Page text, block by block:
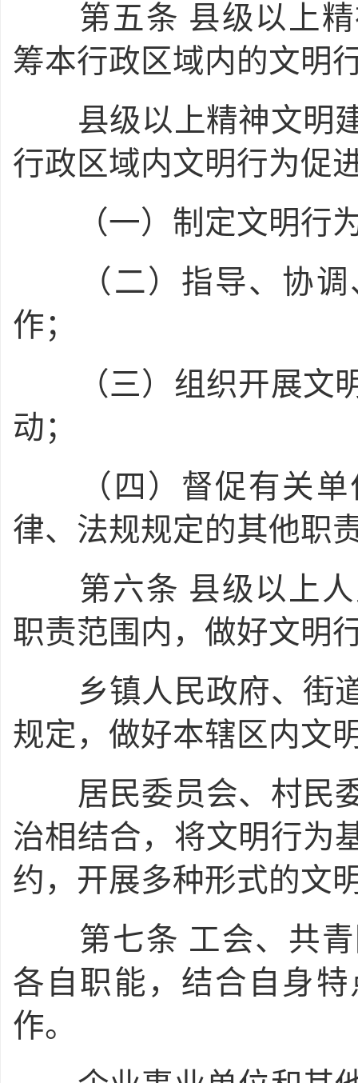
第五条 县级以上
筹本行政区域内的文明
县级以上精神文明建
行政区域内文明行为促
（一）制定文明行为
（二）指导、协调
作；
（三）组织开展文明
动；
（四）督促有关单
律、法规规定的其他职
第六条 县级以上
职责范围内，做好文明
乡镇人民政府、街道
规定，做好本辖区内文
居民委员会、村民委
治相结合，将文明行为
约，开展多种形式的文
第七条 工会、共
各自职能，结合自身
作。